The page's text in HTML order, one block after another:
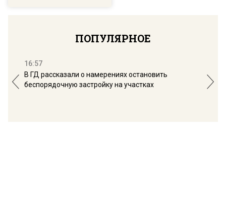
ПОПУЛЯРНОЕ
16:57
В ГД рассказали о намерениях остановить
беспорядочную застройку на участках